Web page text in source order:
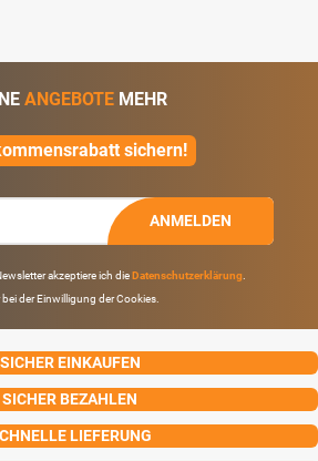
ANGEBOTE MEHR
sichern!
ANMELDEN
akzeptiere ich dieDatenschutzerklärung
der Einwilligung der Cookies.
SICHER EINKAUFEN
SICHER BEZAHLEN
LIEFERUNG